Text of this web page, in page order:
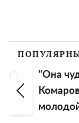
"Она чудом
Комаров
молодой